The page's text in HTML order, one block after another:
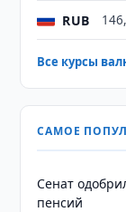
RUB
Все курсы
САМОЕ
Сенат
пенсий